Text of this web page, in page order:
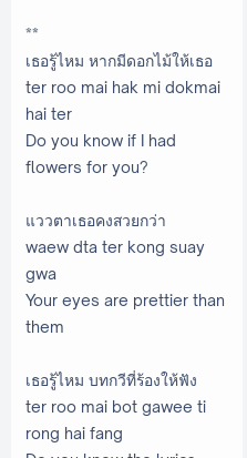
**
เธอรู้ไหม หากมีดอกไม้ให้เธอ
ter roo mai hak mi dokmai
hai ter
Do you know if I had
flowers for you?
แววตาเธอคงสวยกว่า
waew dta ter kong suay
gwa
Your eyes are prettier than
them
เธอรู้ไหม บทกวีที่ร้องให้ฟัง
ter roo mai bot gawee ti
rong hai fang